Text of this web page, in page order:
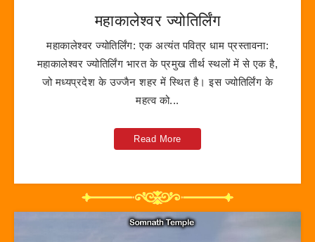
महाकालेश्वर ज्योतिर्लिंग
महाकालेश्वर ज्योतिर्लिंग: एक अत्यंत पवित्र धाम प्रस्तावना:
महाकालेश्वर ज्योतिर्लिंग भारत के प्रमुख तीर्थ स्थलों में से एक है,
जो मध्यप्रदेश के उज्जैन शहर में स्थित है। इस ज्योतिर्लिंग के
महत्व को...
Read More